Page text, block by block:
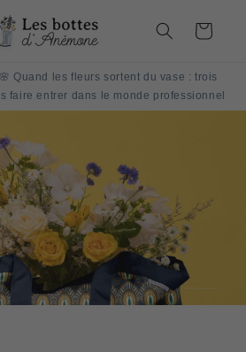
Panier
🌸 Quand les fleurs sortent du vase : trois
faire entrer dans le monde professionnel